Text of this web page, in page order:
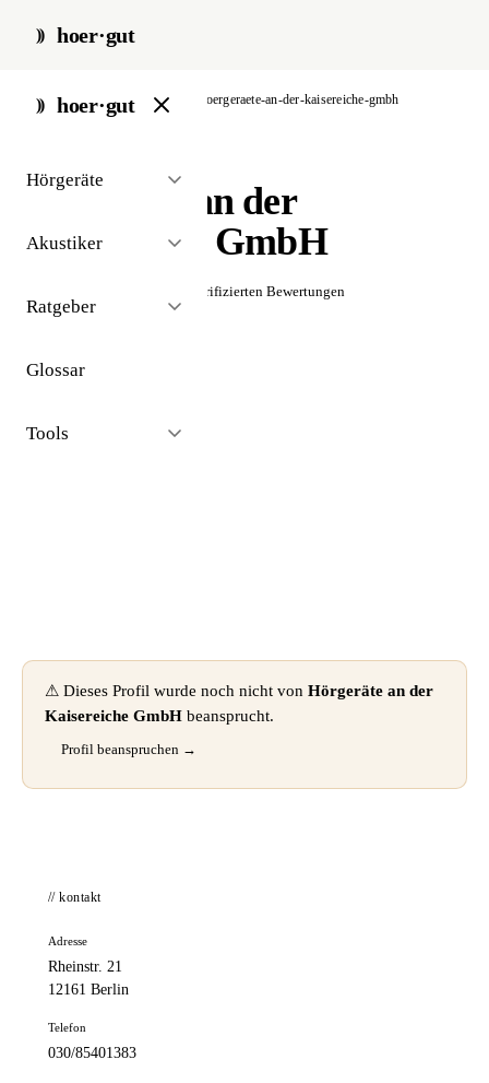
hoer·gut
hoer·gut
Hörgeräte
Akustiker
Ratgeber
Glossar
Tools
start / akustiker / berlin hoergeraete-an-der-kaisereiche-gmbh
Hörgeräte an der
Kaisereiche GmbH
Noch keine verifizierten Bewertungen
⚠ Dieses Profil wurde noch nicht von Hörgeräte an der
Kaisereiche GmbH beansprucht.
Profil beanspruchen →
// kontakt
Adresse
Rheinstr. 21
12161 Berlin
Telefon
030/85401383